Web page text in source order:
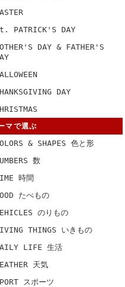
PATRICK'S DAY
DAY & FATHER'S
DAY
マで選ぶ
& SHAPES 色と形
数
時間
たべもの
のりもの
THINGS いきもの
LIFE 生活
天気
スポーツ